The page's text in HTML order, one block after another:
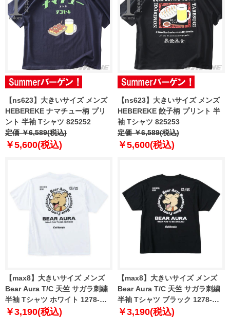
【ns623】大きいサイズ メンズ
HEBEREKE ナマチュー柄 プリ
ント 半袖 Tシャツ 825252
定価 ￥6,589(税込)
￥5,600(税込)
【ns623】大きいサイズ メンズ
HEBEREKE 餃子柄 プリント 半
袖 Tシャツ 825253
定価 ￥6,589(税込)
￥5,600(税込)
【max8】大きいサイズ メンズ
Bear Aura T/C 天竺 サガラ刺繍
半袖 Tシャツ ホワイト 1278-
5208-1 3L 4L 5L 6L 8L
￥3,190(税込)
【max8】大きいサイズ メンズ
Bear Aura T/C 天竺 サガラ刺繍
半袖 Tシャツ ブラック 1278-
5208-2 3L 4L 5L 6L 8L
￥3,190(税込)